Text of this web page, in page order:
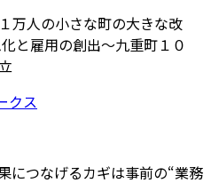
万人の小さな町の大きな改
と雇用の創出～九重町１０
につなげるカギは事前の“業務